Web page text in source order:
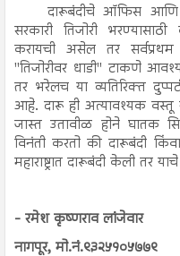
दारूबंदीचे ऑफिस
सरकारी तिजोरी
करायची असेल तर सर्वप्रथम
"तिजोरीवर धाडी" टाकणे
तर भरेलच या व्यतिरिक्त
आहे. दारू ही अत्यावश्यक वस्तू
जास्त उतावीळ होने घातक
विनंती करतो की दारूबंदी
महाराष्ट्रात दारूबंदी केली तर
- रमेश कृष्णराव लांजेवार
नागपूर, मो.नं.९३२५१०५७७९